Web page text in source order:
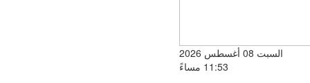
السبت 08 أغسطس 2026
11:53 مساءً